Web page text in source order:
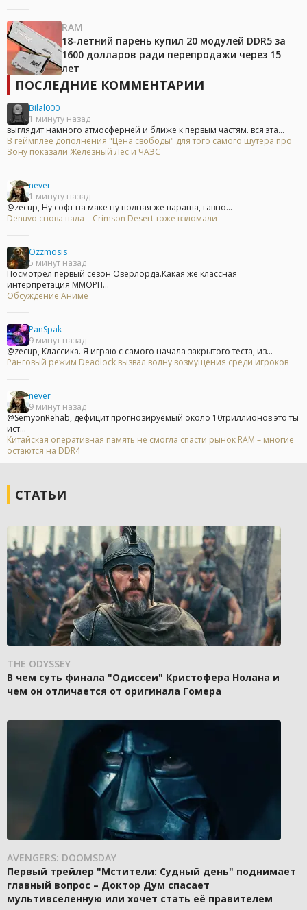
RAM
18-летний парень купил 20 модулей DDR5 за
1600 долларов ради перепродажи через 15
лет
ПОСЛЕДНИЕ КОММЕНТАРИИ
Bilal000
1 минуту назад
выглядит намного атмосферней и ближе к первым частям. вся эта...
В геймплее дополнения "Цена свободы" для того самого шутера про
Зону показали Железный Лес и ЧАЭС
never
1 минуту назад
@zecup, Ну софт на маке ну полная же параша, гавно...
Denuvo снова пала – Crimson Desert тоже взломали
Ozzmosis
5 минут назад
Посмотрел первый сезон Оверлорда.Какая же классная
интерпретация ММОРП...
Обсуждение Аниме
PanSpak
9 минут назад
@zecup, Классика. Я играю с самого начала закрытого теста, из...
Ранговый режим Deadlock вызвал волну возмущения среди игроков
never
9 минут назад
@SemyonRehab, дефицит прогнозируемый около 10триллионов это ты
ист...
Китайская оперативная память не смогла спасти рынок RAM – многие
остаются на DDR4
СТАТЬИ
THE ODYSSEY
В чем суть финала "Одиссеи" Кристофера Нолана и
чем он отличается от оригинала Гомера
AVENGERS: DOOMSDAY
Первый трейлер "Мстители: Судный день" поднимает
главный вопрос – Доктор Дум спасает
мультивселенную или хочет стать её правителем